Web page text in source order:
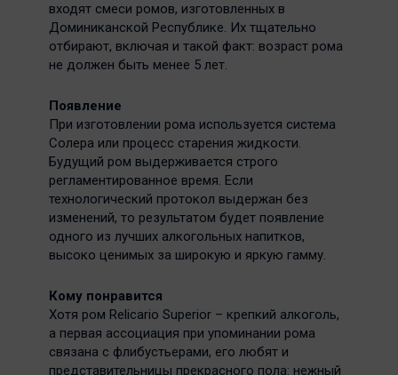
входят смеси ромов, изготовленных в
Доминиканской Республике. Их тщательно
отбирают, включая и такой факт: возраст рома
не должен быть менее 5 лет.
Появление
При изготовлении рома используется система
Солера или процесс старения жидкости.
Будущий ром выдерживается строго
регламентированное время. Если
технологический протокол выдержан без
изменений, то результатом будет появление
одного из лучших алкогольных напитков,
высоко ценимых за широкую и яркую гамму.
Кому понравится
Хотя ром Relicario Superior – крепкий алкоголь,
а первая ассоциация при упоминании рома
связана с флибустьерами, его любят и
представительницы прекрасного пола: нежный